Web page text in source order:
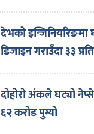
देभको इन्जिनियरिङमा
डिजाइन गराउँदा ३३
दोहोरो अंकले घट्यो
६२ करोड पुग्यो